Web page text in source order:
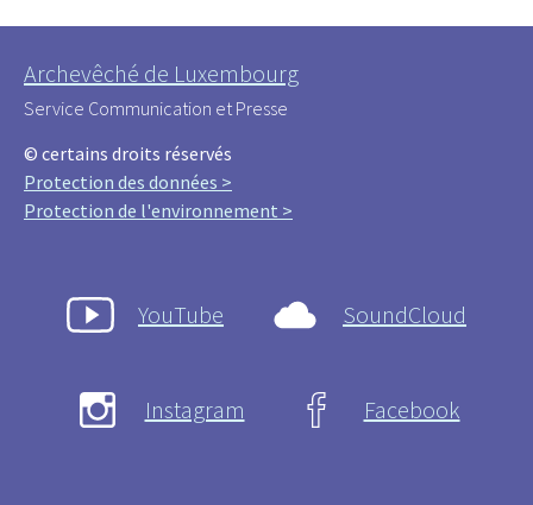
Archevêché de Luxembourg
Service Communication et Presse
© certains droits réservés
Protection des données >
Protection de l'environnement >
YouTube SoundCloud
Instagram Facebook